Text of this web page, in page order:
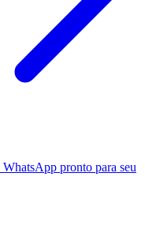
pronto para seu